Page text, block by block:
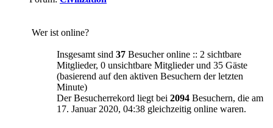
Wer ist online?
Insgesamt sind 37 Besucher online :: 2 sichtbare
Mitglieder, 0 unsichtbare Mitglieder und 35 Gäste
(basierend auf den aktiven Besuchern der letzten
Minute)
Der Besucherrekord liegt bei 2094 Besuchern, die am
17. Januar 2020, 04:38 gleichzeitig online waren.